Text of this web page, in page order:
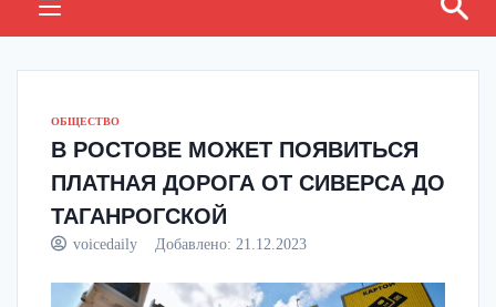
ОБЩЕСТВО
В РОСТОВЕ МОЖЕТ ПОЯВИТЬСЯ
ПЛАТНАЯ ДОРОГА ОТ СИВЕРСА ДО
ТАГАНРОГСКОЙ
voicedaily Добавлено: 21.12.2023